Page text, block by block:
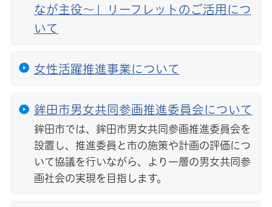
なが主役〜」リーフレットのご活用につ
いて
女性活躍推進事業について
鉾田市男女共同参画推進委員会について
鉾田市では、鉾田市男女共同参画推進委員会を
設置し、推進委員と市の施策や計画の評価につ
いて協議を行いながら、より一層の男女共同参
画社会の実現を目指します。